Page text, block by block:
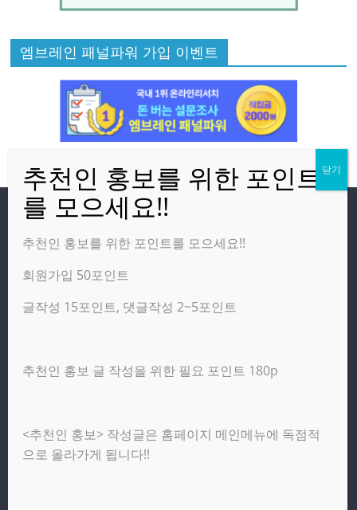
엠브레인 패널파워 가입 이벤트
방문자
온라인 방문자:2
오늘의 조회수:2,031
광고 제휴 홍보 일반 문의 : apptechgo@naver.com
Copyright © 2026
추천인 홍보를 위한 포인트를 모으세요!!
회원가입 50포인트
글작성 15포인트, 댓글작성 2~5포인트
추천인 홍보 글 작성을 위한 필요 포인트 180p
<추천인 홍보> 작성글은 홈페이지 메인메뉴에 독점적
으로 올라가게 됩니다!!